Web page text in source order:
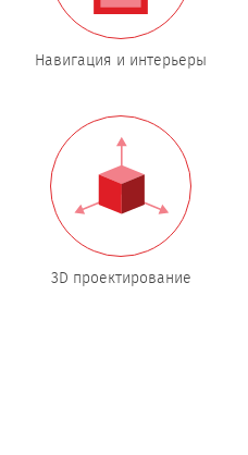
Навигация и интерьеры
3D проектирование